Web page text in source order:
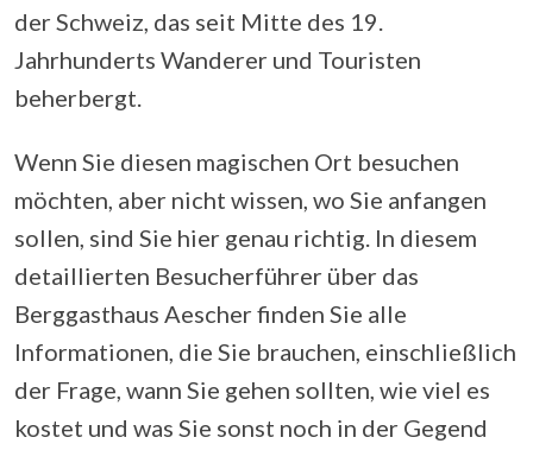
der Schweiz, das seit Mitte des 19.
Jahrhunderts Wanderer und Touristen
beherbergt.
Wenn Sie diesen magischen Ort besuchen
möchten, aber nicht wissen, wo Sie anfangen
sollen, sind Sie hier genau richtig. In diesem
detaillierten Besucherführer über das
Berggasthaus Aescher finden Sie alle
Informationen, die Sie brauchen, einschließlich
der Frage, wann Sie gehen sollten, wie viel es
kostet und was Sie sonst noch in der Gegend